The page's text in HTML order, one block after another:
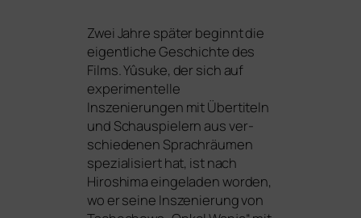
Zwei Jahre spä­ter beginnt die
eigent­li­che Geschichte des
Films. Yûsuke, der sich auf
expe­ri­men­tel­le
Inszenierungen mit Übertiteln
und Schauspielern aus ver­
schie­de­nen Sprachräumen
spe­zia­li­siert hat, ist nach
Hiroshima ein­ge­la­den wor­den,
wo er sei­ne Inszenierung von